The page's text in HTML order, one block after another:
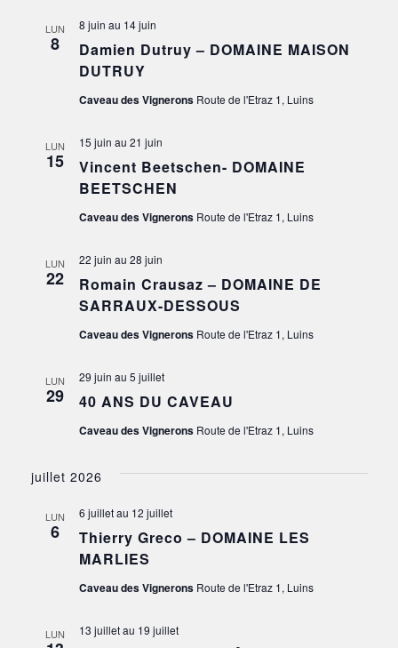
LUN
8
Damien Dutruy – DOMAINE MAISON
DUTRUY
8 juin au 14 juin
Caveau des Vignerons Route de l'Etraz 1, Luins
LUN
15
Vincent Beetschen- DOMAINE
BEETSCHEN
15 juin au 21 juin
Caveau des Vignerons Route de l'Etraz 1, Luins
LUN
22
Romain Crausaz – DOMAINE DE
SARRAUX-DESSOUS
22 juin au 28 juin
Caveau des Vignerons Route de l'Etraz 1, Luins
LUN
29 40 ANS DU CAVEAU
29 juin au 5 juillet
Caveau des Vignerons Route de l'Etraz 1, Luins
juillet 2026
LUN
6
Thierry Greco – DOMAINE LES
MARLIES
6 juilletau 12 juillet
Caveau des Vignerons Route de l'Etraz 1, Luins
LUN 13 juilletau 19 juillet